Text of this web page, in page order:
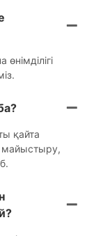
қайта
майыстыру,